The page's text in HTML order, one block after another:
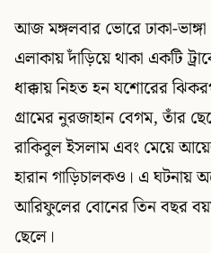
আজ মঙ্গলবার ভোরে ঢাকা-ভাঙ্গা
এলাকায় দাঁড়িয়ে থাকা একটি
ধাক্কায় নিহত হন যশোরের
গ্রামের নুরজাহান বেগম, তাঁর
রাকিবুল ইসলাম এবং মেয়ে
হারান গাড়িচালকও। এ ঘটনায়
আরিফুলের বোনের তিন বছর
ছেলে।